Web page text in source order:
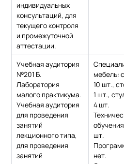
индивидуальных
консультаций, для
текущего контроля
и промежуточной
аттестации.
Учебная аудитория
№201 Б.
Лаборатория
малого практикума.
Учебная аудитория
для проведения
занятий
лекционного типа,
для проведения
занятий
мебель:
10 шт.,
1 шт.,
4 шт.
шт.
нет.